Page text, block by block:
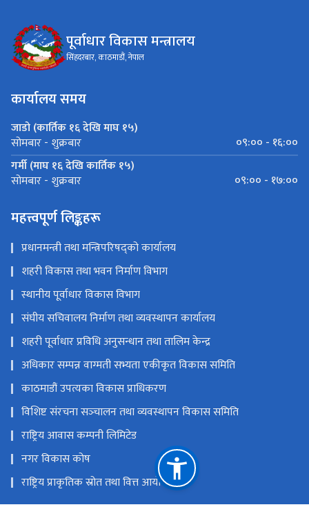
पूर्वाधार विकास मन्त्रालय
सिंहदरबार, काठमाडौं, नेपाल
कार्यालय समय
जाडो (कार्तिक १६ देखि माघ १५)
सोमबार - शुक्रबार
०९:०० - १६:००
गर्मी (माघ १६ देखि कार्तिक १५)
सोमबार - शुक्रबार ०९:०० - १७:००
महत्त्वपूर्ण लिङ्कहरू
प्रधानमन्त्री तथा मन्त्रिपरिषद्को कार्यालय
शहरी विकास तथा भवन निर्माण विभाग
स्थानीय पूर्वाधार विकास विभाग
संघीय सचिवालय निर्माण तथा व्यवस्थापन कार्यालय
शहरी पूर्वाधार प्रविधि अनुसन्धान तथा तालिम केन्द्र
अधिकार सम्पन्न वाग्मती सभ्यता एकीकृत विकास समिति
काठमाडौं उपत्यका विकास प्राधिकरण
विशिष्ट संरचना सञ्‍चालन तथा व्यवस्थापन विकास समिति
राष्ट्रिय आवास कम्पनी लिमिटेड
नगर विकास कोष
राष्ट्रिय प्राकृतिक स्रोत तथा वित्त आयोग